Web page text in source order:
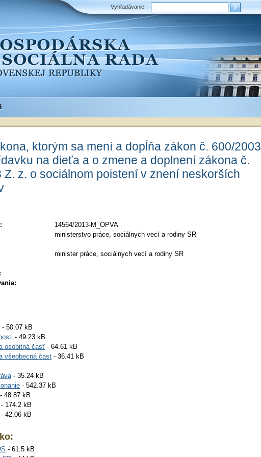
Vyhľadávanie:
ktorým sa mení a dopĺňa zákon č. 600/2003
na dieťa a o zmene a doplnení zákona č.
Z. z. o sociálnom poistení v znení neskorších
14564/2013-M_OPVA
ministerstvo práce, sociálnych vecí a rodiny SR
minister práce, sociálnych vecí a rodiny SR
- 50.07 kB
- 49.23 kB
osobitná časť - 64.61 kB
všeobecná čast - 36.41 kB
- 35.24 kB
- 542.37 kB
- 48.87 kB
- 174.2 kB
- 42.06 kB
- 61.5 kB